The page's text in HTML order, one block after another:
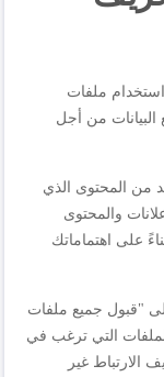
وتم تصنيعها
شائبة، وتتسم
إجمالًا تلبي
مصنوعًا من
ما يعني أثرًا بيئيًّا مُخفضًا، في
من الجيل
رينيو، أون
من تيفال لضمان
المواقد، بما في
ملفات
البيانات من أجل
من المحتوى الذي
والمحتوى
على اهتماماتك
"قبول جميع ملفات
التي ترغب في
الارتباط غير